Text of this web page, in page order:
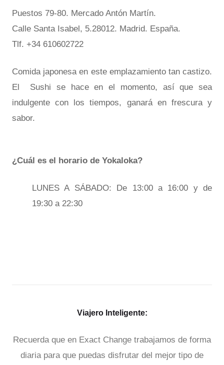
Puestos 79-80. Mercado Antón Martín.
Calle Santa Isabel, 5.28012. Madrid. España.
Tlf. +34 610602722
Comida japonesa en este emplazamiento tan castizo.
El Sushi se hace en el momento, así que sea
indulgente con los tiempos, ganará en frescura y
sabor.
¿Cuál es el horario de Yokaloka?
LUNES A SÁBADO: De 13:00 a 16:00 y de
19:30 a 22:30
Viajero Inteligente:
Recuerda que en Exact Change trabajamos de forma
diaria para que puedas disfrutar del mejor tipo de